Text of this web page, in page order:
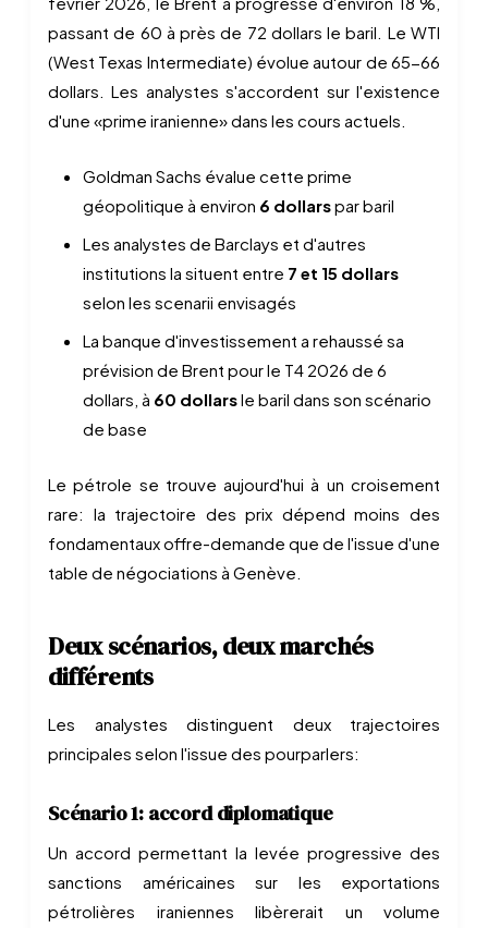
passant de 60 à près de 72 dollars le baril. Le WTI
(West Texas Intermediate) évolue autour de 65-66
dollars. Les analystes s'accordent sur l'existence
d'une «prime iranienne» dans les cours actuels.
Goldman Sachs évalue cette prime
géopolitique à environ 6 dollarspar baril
Les analystes de Barclays et d'autres
institutions la situent entre 7 et 15 dollars
selon les scenarii envisagés
La banque d'investissement a rehaussé sa
prévision de Brent pour le T4 2026 de 6
dollars, à 60 dollarsle baril dans son scénario
de base
Le pétrole se trouve aujourd'hui à un croisement
rare: la trajectoire des prix dépend moins des
fondamentaux offre-demande que de l'issue d'une
table de négociations à Genève.
Deux scénarios, deux marchés
différents
Les analystes distinguent deux trajectoires
principales selon l'issue des pourparlers:
Scénario 1: accord diplomatique
Un accord permettant la levée progressive des
sanctions américaines sur les exportations
pétrolières iraniennes libèrerait un volume